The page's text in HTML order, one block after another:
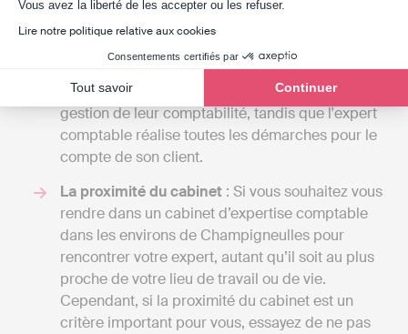
Vous avez la liberté de les accepter ou les refuser.
Lire notre politique relative aux cookies
Consentements certifiés par
Tout savoir Continuer
comme Indy coûte entre 240 € et 588 € / an HT
selon le type d'entreprise. Une telle différence
de prix s'explique par la différence de
prestation. Indy assiste les clients dans la
gestion de leur comptabilité, tandis que l'expert
comptable réalise toutes les démarches pour le
compte de son client.
La proximité du cabinet : Si vous souhaitez vous
rendre dans un cabinet d’expertise comptable
dans les environs de Champigneulles pour
rencontrer votre expert, autant qu’il soit au plus
proche de votre lieu de travail ou de vie.
Cependant, si la proximité du cabinet est un
critère important pour vous, essayez de ne pas